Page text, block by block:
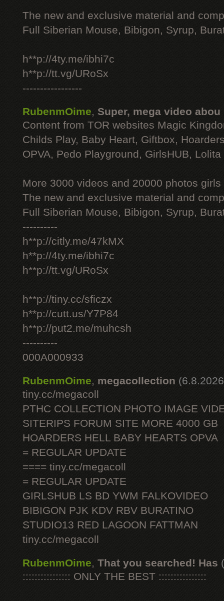
The new and exclusive material and
Full Siberian Mouse, Bibigon, Syrup,
h**p://4ty.me/ibhi7c
h**p://tt.vg/URoSx
-----------------
RubenmOime, Super, mega video abou
Content from TOR websites Magic
Childs Play, Baby Heart, Giftbox,
OPVA, Pedo Playground, GirlsHUB, Lolita
More 3000 videos and 20000 photos
The new and exclusive material and
Full Siberian Mouse, Bibigon, Syrup,
----------
h**p://citly.me/47kMX
h**p://4ty.me/ibhi7c
h**p://tt.vg/URoSx
h**p://tiny.cc/sficzx
h**p://cutt.us/Y7P84
h**p://put2.me/muhcsh
----------
000A000933
RubenmOime, megacollection
tiny.cc/megacoll
PTHC COLLECTION PHOTO IMAGE
SITERIPS FORUM SITE MORE 4000 GB
HOARDERS HELL BABY HEARTS OPVA
= REGULAR UPDATE
==== tiny.cc/megacoll
= REGULAR UPDATE
GIRLSHUB LS BD YWM FALKOVIDEO
BIBIGON PJK KDV RBV BURATINO
STUDIO13 RED LAGOON FATTMAN
tiny.cc/megacoll
RubenmOime, That you searched! Has
:::::::::::::::: ONLY THE BEST ::::::::::::::::